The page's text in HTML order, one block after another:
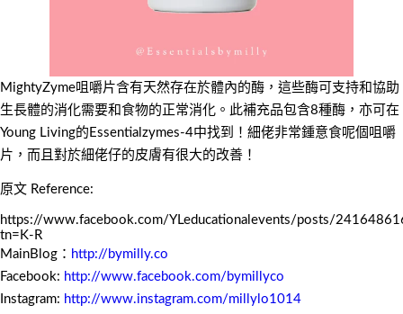
MightyZyme咀嚼片含有天然存在於體內的酶，這些酶可支持和協助
生長體的消化需要和食物的正常消化。此補充品包含8種酶，亦可在
Young Living的Essentialzymes-4中找到！細佬非常鍾意食呢個咀嚼
片，而且對於細佬仔的皮膚有很大的改善！
原文 Reference:
https://www.facebook.com/YLeducationalevents/posts/
tn=K-R
MainBlog： http://bymilly.co
Facebook: http://www.facebook.com/bymillyco
Instagram: http://www.instagram.com/millylo1014